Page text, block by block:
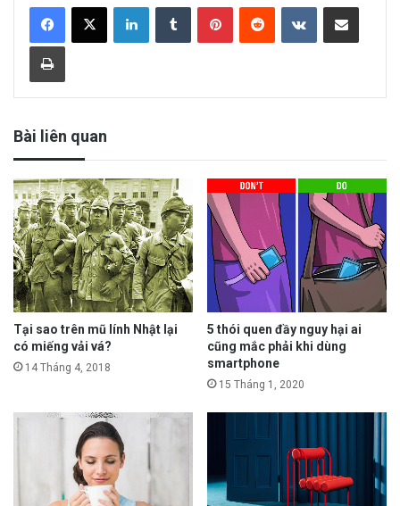
Bài liên quan
Tại sao trên mũ lính Nhật lại
có miếng vải vá?
14 Tháng 4, 2018
5 thói quen đầy nguy hại ai
cũng mắc phải khi dùng
smartphone
15 Tháng 1, 2020